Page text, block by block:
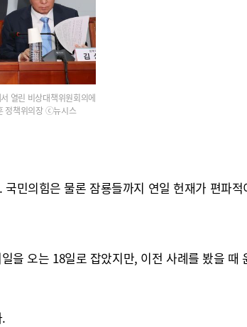
열린 비상대책위원회의에
정책위의장 ⓒ뉴시스
민의힘은 물론 잠룡들까지 연일 헌재가 편파
을 오는 18일로 잡았지만, 이전 사례를 봤을 때